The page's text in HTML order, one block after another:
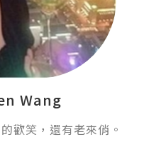
Wang
歡笑，還有老來俏。